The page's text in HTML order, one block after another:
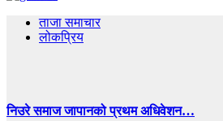
ताजा समाचार
लोकप्रिय
निउरे समाज जापानको प्रथम अधिवेशन…